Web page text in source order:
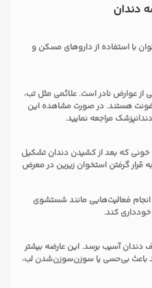
دندان
با استفاده از داروهای مسکن و
از عوارض نادر است. علائمی مثل تب،
هستند. در صورت مشاهده این
مراجعه نمایید.
خونی که بعد از کشیدن دندان تشکیل
قرار گرفتن استخوان زیرین در معرض
انجام فعالیت‌هایی مانند شستشوی
کند.
دندان آسیب برسد. این عارضه بیشتر
باعث بی‌حسی یا سوزن‌سوزن‌شدن لب،